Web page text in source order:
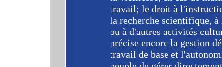
travail; le droit à
la recherche scientifique,
ou à d'autres activités
précise encore la gestion
travail de base et